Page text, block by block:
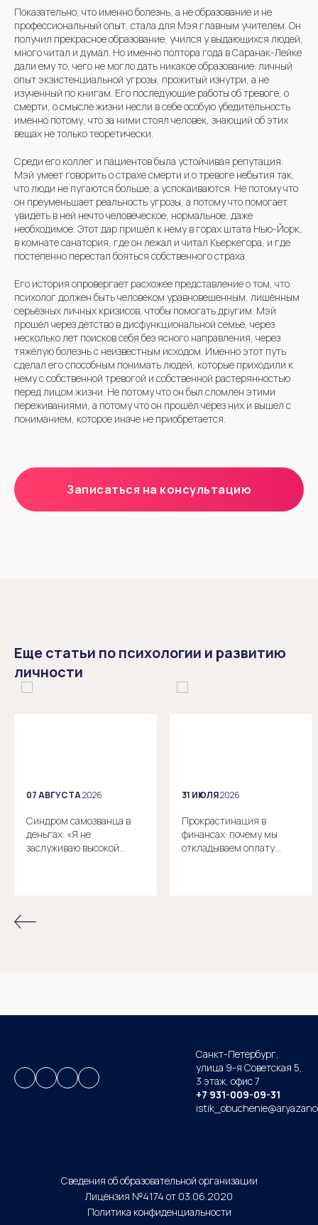
Показательно, что именно болезнь, а не образование и не
профессиональный опыт, стала для Мэя главным учителем. Он
получил прекрасное образование, учился у выдающихся людей,
много читал и думал. Но именно полтора года в Саранак-Лейке
дали ему то, чего не могло дать никакое образование: личный
опыт экзистенциальной угрозы, прожитый изнутри, а не
изученный по книгам. Его последующие работы об тревоге, о
смерти, о смысле жизни несли в себе особую убедительность
именно потому, что за ними стоял человек, знающий об этих
вещах не только теоретически.
Среди его коллег и пациентов была устойчивая репутация:
Мэй умеет говорить о страхе смерти и о тревоге небытия так,
что люди не пугаются больше, а успокаиваются. Не потому что
он преуменьшает реальность угрозы, а потому что помогает
увидеть в ней нечто человеческое, нормальное, даже
необходимое. Этот дар пришёл к нему в горах штата Нью-Йорк,
в комнате санатория, где он лежал и читал Кьеркегора, и где
постепенно перестал бояться собственного страха.
Его история опровергает расхожее представление о том, что
психолог должен быть человеком уравновешенным, лишённым
серьёзных личных кризисов, чтобы помогать другим. Мэй
прошёл через детство в дисфункциональной семье, через
несколько лет поисков себя без ясного направления, через
тяжёлую болезнь с неизвестным исходом. Именно этот путь
сделал его способным понимать людей, которые приходили к
нему с собственной тревогой и собственной растерянностью
перед лицом жизни. Не потому что он был сломлен этими
переживаниями, а потому что он прошёл через них и вышел с
пониманием, которое иначе не приобретается.
Записаться на консультацию
Еще статьи по психологии и развитию
личности
07 АВГУСТА2026
Синдром самозванца в
деньгах: «Я не
заслуживаю высокой
31 ИЮЛЯ2026
Прокрастинация в
финансах: почему мы
откладываем оплату
+7 931-009-09-31
Санкт-Петербург,
улица 9-я Советская 5​,
3 этаж, офис 7
Сведения об образовательной организации
Лицензия №4174 от 03.06.2020
Политика конфиденциальности